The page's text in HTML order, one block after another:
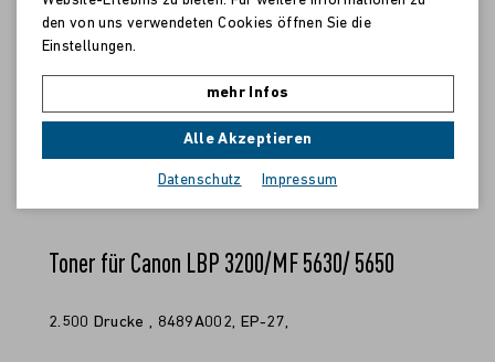
Toner für Canon LBP 3200/MF 5630/ 5650
2.500 Drucke , 8489A002, EP-27,
den von uns verwendeten Cookies öffnen Sie die
Einstellungen.
mehr Infos
Alle Akzeptieren
Datenschutz Impressum